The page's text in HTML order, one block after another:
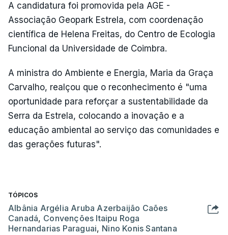
A candidatura foi promovida pela AGE -
Associação Geopark Estrela, com coordenação
científica de Helena Freitas, do Centro de Ecologia
Funcional da Universidade de Coimbra.
A ministra do Ambiente e Energia, Maria da Graça
Carvalho, realçou que o reconhecimento é "uma
oportunidade para reforçar a sustentabilidade da
Serra da Estrela, colocando a inovação e a
educação ambiental ao serviço das comunidades e
das gerações futuras".
TÓPICOS
Albânia Argélia Aruba Azerbaijão Caões
Canadá, Convenções Itaipu Roga
Hernandarias Paraguai, Nino Konis Santana